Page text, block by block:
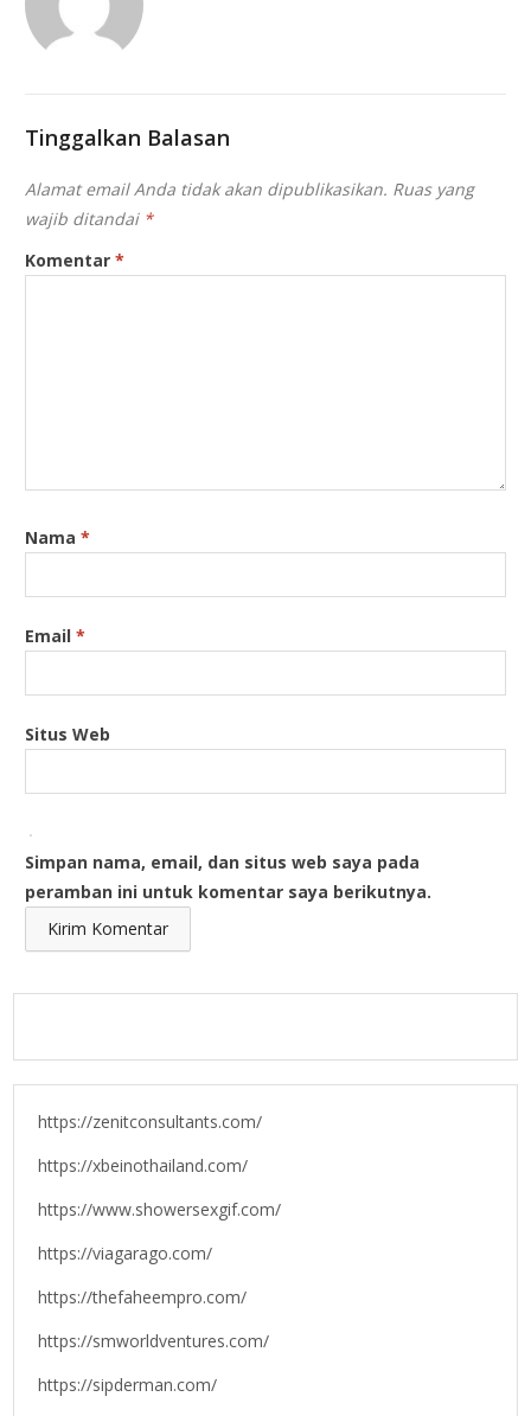
Tinggalkan Balasan
Alamat email Anda tidak akan dipublikasikan. Ruas yang
wajib ditandai *
Komentar*
Nama*
Email*
Situs Web
Simpan nama, email, dan situs web saya pada
peramban ini untuk komentar saya berikutnya.
https://zenitconsultants.com/
https://xbeinothailand.com/
https://www.showersexgif.com/
https://viagarago.com/
https://thefaheempro.com/
https://smworldventures.com/
https://sipderman.com/